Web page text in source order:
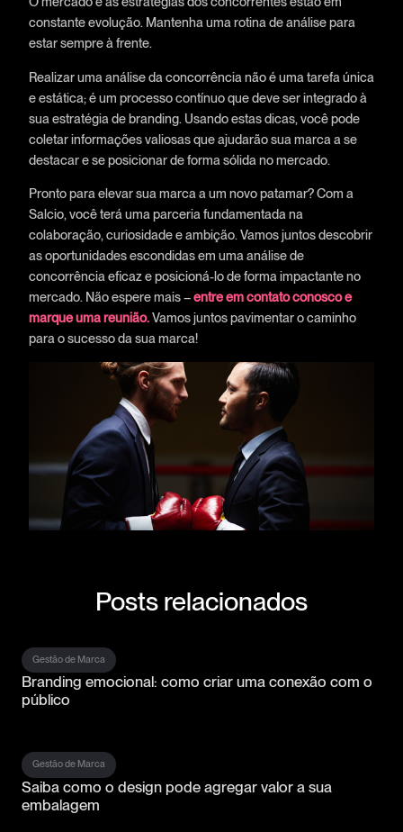
constante evolução. Mantenha uma rotina de análise para
estar sempre à frente.
Realizar uma análise da concorrência não é uma tarefa única
e estática; é um processo contínuo que deve ser integrado à
sua estratégia de branding. Usando estas dicas, você pode
coletar informações valiosas que ajudarão sua marca a se
destacar e se posicionar de forma sólida no mercado.
Pronto para elevar sua marca a um novo patamar? Com a
Salcio, você terá uma parceria fundamentada na
colaboração, curiosidade e ambição. Vamos juntos descobrir
as oportunidades escondidas em uma análise de
concorrência eficaz e posicioná-lo de forma impactante no
mercado. Não espere mais –entre em contato conosco e
marque uma reunião.Vamos juntos pavimentar o caminho
para o sucesso da sua marca!
Posts relacionados
Gestão de Marca
Branding emocional: como criar uma conexão com o
público
Gestão de Marca
Saiba como o design pode agregar valor a sua
embalagem